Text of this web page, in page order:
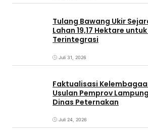
Tulang Bawang Ukir
Lahan 19,17 Hektare
Terintegrasi
Juli 31, 2026
Faktualisasi
Usulan Pemprov
Dinas Peternakan
Juli 24, 2026